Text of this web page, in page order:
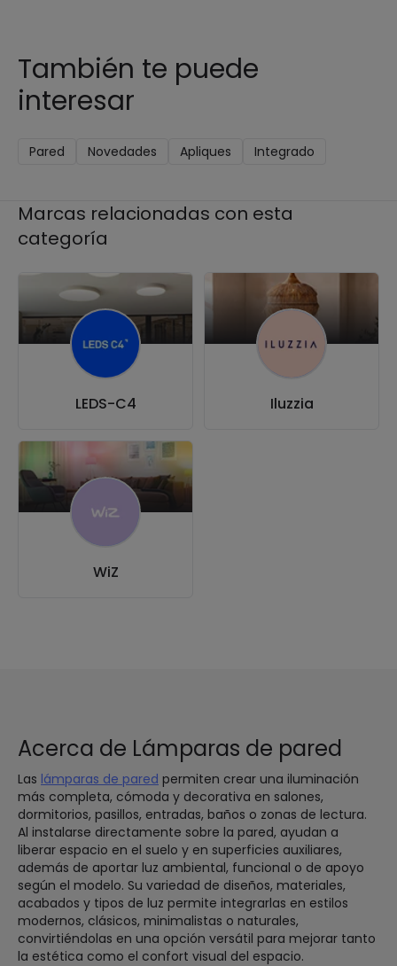
También te puede
interesar
Pared Novedades Apliques Integrado
Marcas relacionadas con esta
categoría
LEDS-C4 Iluzzia
WiZ
Acerca de Lámparas de pared
Las lámparas de pared permiten crear una iluminación
más completa, cómoda y decorativa en salones,
dormitorios, pasillos, entradas, baños o zonas de lectura.
Al instalarse directamente sobre la pared, ayudan a
liberar espacio en el suelo y en superficies auxiliares,
además de aportar luz ambiental, funcional o de apoyo
según el modelo. Su variedad de diseños, materiales,
acabados y tipos de luz permite integrarlas en estilos
modernos, clásicos, minimalistas o naturales,
convirtiéndolas en una opción versátil para mejorar tanto
la estética como el confort visual del espacio.